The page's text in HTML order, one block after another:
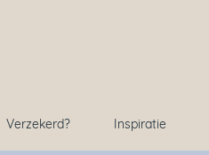
Verzekerd? Inspiratie